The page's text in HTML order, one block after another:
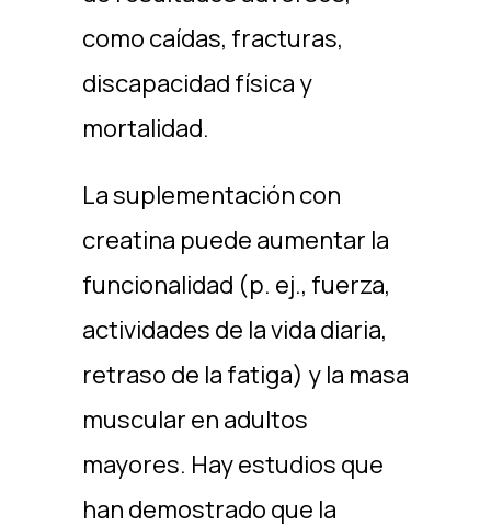
como caídas, fracturas,
discapacidad física y
mortalidad.
La suplementación con
creatina puede aumentar la
funcionalidad (p. ej., fuerza,
actividades de la vida diaria,
retraso de la fatiga) y la masa
muscular en adultos
mayores. Hay estudios que
han demostrado que la